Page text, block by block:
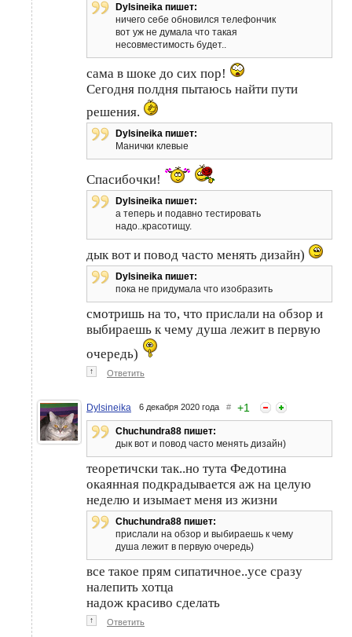
Dylsineika пишет:
ничего себе обновился телефончик
вот уж не думала что такая
несовместимость будет..
сама в шоке до сих пор!
Сегодня полдня пытаюсь найти пути
решения.
Dylsineika пишет:
Манички клевые
Спасибочки!
Dylsineika пишет:
а теперь и подавно тестировать
надо..красотищу.
дык вот и повод часто менять дизайн)
Dylsineika пишет:
пока не придумала что изобразить
смотришь на то, что прислали на обзор и
выбираешь к чему душа лежит в первую
очередь)
↑ Ответить
Dylsineika 6 декабря 2020 года # +1
Chuchundra88 пишет:
дык вот и повод часто менять дизайн)
теоретичски так..но тута Федотина
окаянная подкрадывается аж на целую
неделю и изымает меня из жизни
Chuchundra88 пишет:
прислали на обзор и выбираешь к чему
душа лежит в первую очередь)
все такое прям сипатичное..усе сразу
налепить хотца
надож красиво сделать
↑ Ответить